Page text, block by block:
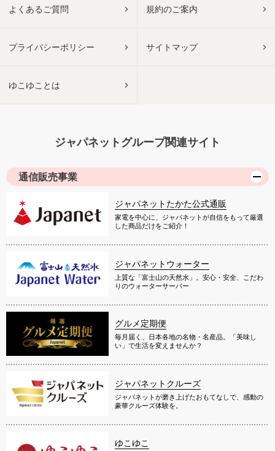
よくあるご質問 規約のご案内
プライバシーポリシー サイトマップ
ゆこゆことは
ジャパネットグループ関連サイト
通信販売事業
ジャパネットたかた公式通販
家電を中心に、ジャパネットが自信をもって厳選
した商品だけをご紹介！
ジャパネットウォーター
上質な「富士山の天然水」。安心・安全、こだわ
りのウォーターサーバー
グルメ定期便
毎月届く、日本各地の名物・名産品。「美味し
い」で生活を変えませんか？
ジャパネットクルーズ
ジャパネットが磨き上げたおもてなしで、感動の
豪華クルーズ体験を。
ゆこゆこ